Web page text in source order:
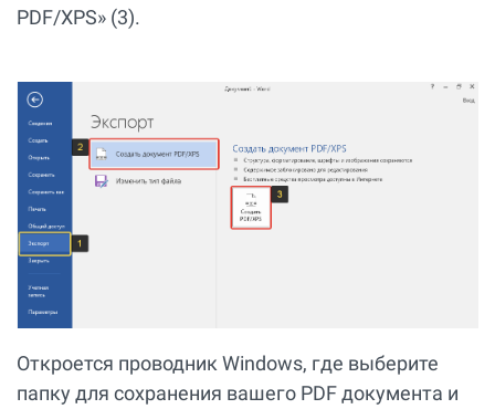
PDF/XPS» (3).
Откроется проводник Windows, где выберите
папку для сохранения вашего PDF документа и